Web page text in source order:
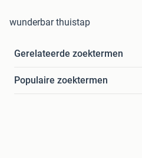
wunderbar thuistap
Gerelateerde zoektermen
Populaire zoektermen